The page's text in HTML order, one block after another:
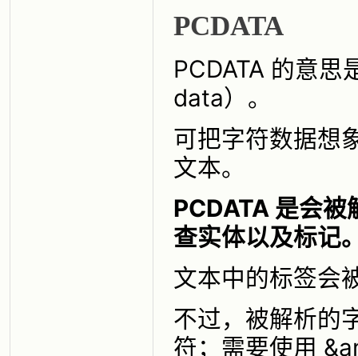
PCDATA
PCDATA 的意
data）。
可把字符数据想
文本。
PCDATA 是会
查实体以及标记
文本中的标签会
不过，被解析的
符；需要使用